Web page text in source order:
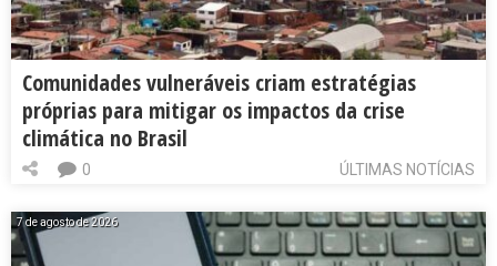
Comunidades vulneráveis criam estratégias
próprias para mitigar os impactos da crise
climática no Brasil
ÚLTIMAS NOTÍCIAS
0
7 de agosto de 2026